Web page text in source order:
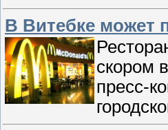
В Витебке может
скором
пресс-